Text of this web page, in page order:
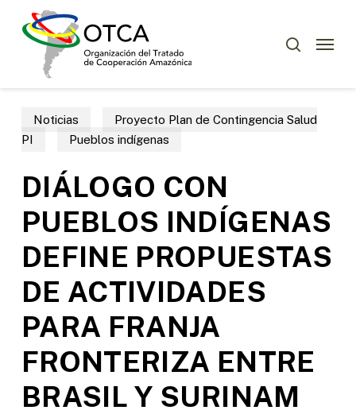
Menu
Noticias
Proyecto Plan de Contingencia Salud
PI
Pueblos indígenas
DIÁLOGO CON
PUEBLOS INDÍGENAS
DEFINE PROPUESTAS
DE ACTIVIDADES
PARA FRANJA
FRONTERIZA ENTRE
BRASIL Y SURINAM